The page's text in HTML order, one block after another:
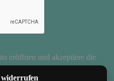
eröffnen und akzeptiere die